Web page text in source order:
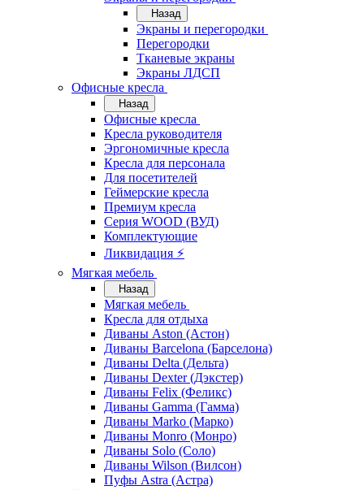
Назад
Экраны и перегородки
Перегородки
Тканевые экраны
Экраны ЛДСП
Офисные кресла
Назад
Офисные кресла
Кресла руководителя
Эргономичные кресла
Кресла для персонала
Для посетителей
Геймерские кресла
Премиум кресла
Серия WOOD (ВУД)
Комплектующие
Ликвидация ⚡
Мягкая мебель
Назад
Мягкая мебель
Кресла для отдыха
Диваны Aston (Астон)
Диваны Barcelona (Барселона)
Диваны Delta (Дельта)
Диваны Dexter (Дэкстер)
Диваны Felix (Феликс)
Диваны Gamma (Гамма)
Диваны Marko (Марко)
Диваны Monro (Монро)
Диваны Solo (Соло)
Диваны Wilson (Вилсон)
Пуфы Astra (Астра)